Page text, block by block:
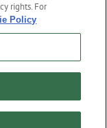
rights. For
Policy